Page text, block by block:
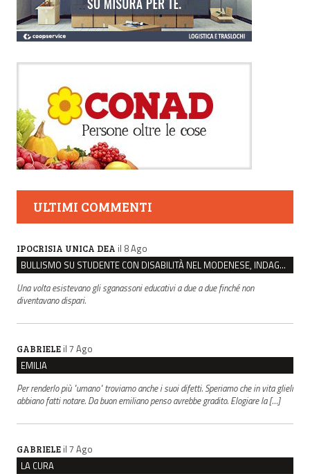
ULTIMI COMMENTI
IPOCRISIA UNICA DEA il 8 Ago
BULLISMO SU STUDENTE CON DISABILITÀ NEL MODENESE, INDAGATI DUE RAGAZZI DI 16 ANNI
Una volta esistevano gli sganassoni educativi a due a due finché non
diventavano dispari.
GABRIELE il 7 Ago
EMILIA
Per renderlo più "umano" troviamo anche i suoi difetti. Speriamo che in vita glieli
abbiano fatti notare. Da buon emiliano penso avrebbe gradito. Elogiare la […]
GABRIELE il 7 Ago
LA CURA